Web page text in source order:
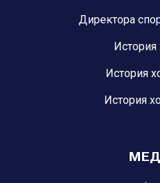
Директора
История
История
История